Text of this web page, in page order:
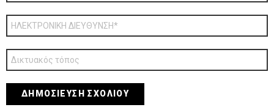
ΗΛΕΚΤΡΟΝΙΚΗ
ΔΙΕΥΘΥΝΣΗ
*
Ιστότοπος